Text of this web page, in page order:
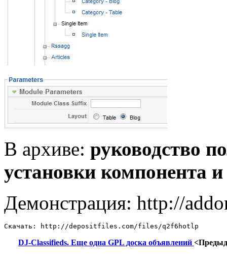
В архиве: руководство
установки компонента
Демонстрация: http://
Скачать: http://depositfiles.com/files/q2f6hotlp
DJ-Classifieds. Еще одна GPL доска объявлений